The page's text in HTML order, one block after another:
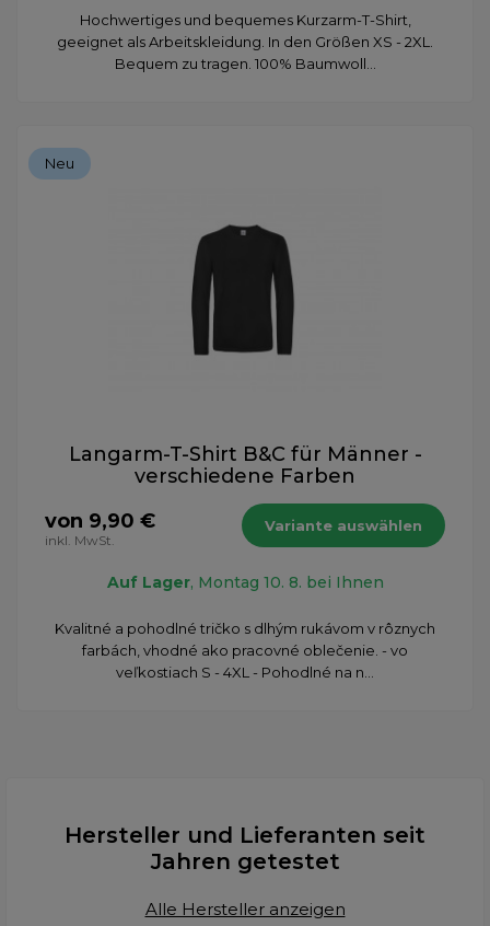
Hochwertiges und bequemes Kurzarm-T-Shirt,
geeignet als Arbeitskleidung. In den Größen XS - 2XL.
Bequem zu tragen. 100% Baumwoll...
Neu
Langarm-T-Shirt B&C für Männer -
verschiedene Farben
von 9,90 €
inkl. MwSt.
Variante auswählen
Auf Lager, Montag 10. 8. bei Ihnen
​Kvalitné a pohodlné tričko s dlhým rukávom v rôznych
farbách, vhodné ako pracovné oblečenie. - vo
veľkostiach S - 4XL - Pohodlné na n...
Hersteller und Lieferanten seit
Jahren getestet
Alle Hersteller anzeigen